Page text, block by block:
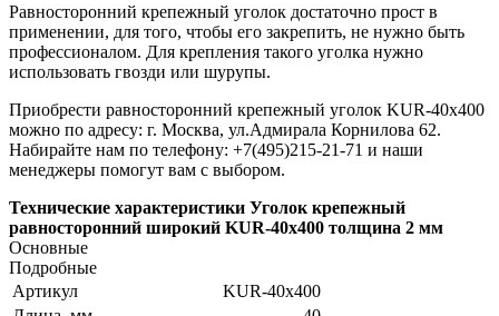
Равносторонний крепежный уголок достаточно прост в
применении, для того, чтобы его закрепить, не нужно быть
профессионалом. Для крепления такого уголка нужно
использовать гвозди или шурупы.
Приобрести равносторонний крепежный уголок KUR-40х400
можно по адресу: г. Москва, ул.Адмирала Корнилова 62.
Набирайте нам по телефону: +7(495)215-21-71 и наши
менеджеры помогут вам с выбором.
Технические характеристики Уголок крепежный
равносторонний широкий KUR-40х400 толщина 2 мм
Основные
Подробные
Артикул
KUR-40х400